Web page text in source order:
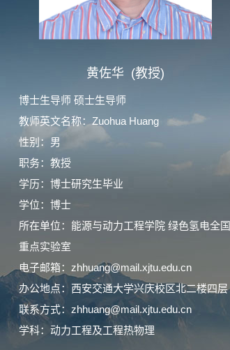
黄佐华 (教授)
博士生导师 硕士生导师
教师英文名称：Zuohua Huang
性别：男
职务：教授
学历：博士研究生毕业
学位：博士
所在单位：能源与动力工程学院 绿色氢电全国
重点实验室
电子邮箱： zhhuang@mail.xjtu.edu.cn
办公地点：西安交通大学兴庆校区北二楼四层
联系方式： zhhuang@mail.xjtu.edu.cn
学科：动力工程及工程热物理